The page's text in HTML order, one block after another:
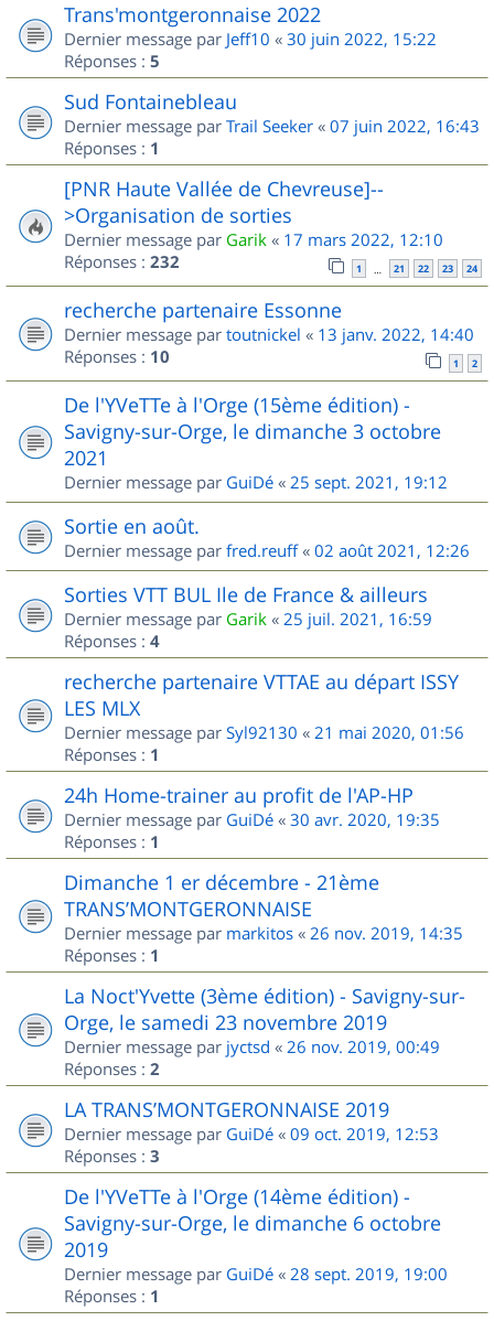
Trans'montgeronnaise 2022
Dernier message par Jeff10 « 30 juin 2022, 15:22
Réponses : 5
Sud Fontainebleau
Dernier message par Trail Seeker « 07 juin 2022, 16:43
Réponses : 1
[PNR Haute Vallée de Chevreuse]--
>Organisation de sorties
Dernier message par Garik « 17 mars 2022, 12:10
Réponses : 232 1 … 21 22 23 24
recherche partenaire Essonne
Dernier message par toutnickel « 13 janv. 2022, 14:40
Réponses : 10 1 2
De l'YVeTTe à l'Orge (15ème édition) -
Savigny-sur-Orge, le dimanche 3 octobre
2021
Dernier message par GuiDé « 25 sept. 2021, 19:12
Sortie en août.
Dernier message par fred.reuff« 02 août 2021, 12:26
Sorties VTT BUL Ile de France & ailleurs
Dernier message par Garik « 25 juil. 2021, 16:59
Réponses : 4
recherche partenaire VTTAE au départ ISSY
LES MLX
Dernier message par Syl92130 « 21 mai 2020, 01:56
Réponses : 1
24h Home-trainer au profit de l'AP-HP
Dernier message par GuiDé « 30 avr. 2020, 19:35
Réponses : 1
Dimanche 1 er décembre - 21ème
TRANS’MONTGERONNAISE
Dernier message par markitos « 26 nov. 2019, 14:35
Réponses : 1
La Noct'Yvette (3ème édition) - Savigny-sur-
Orge, le samedi 23 novembre 2019
Dernier message par jyctsd « 26 nov. 2019, 00:49
Réponses : 2
LA TRANS’MONTGERONNAISE 2019
Dernier message par GuiDé « 09 oct. 2019, 12:53
Réponses : 3
De l'YVeTTe à l'Orge (14ème édition) -
Savigny-sur-Orge, le dimanche 6 octobre
2019
Dernier message par GuiDé « 28 sept. 2019, 19:00
Réponses : 1